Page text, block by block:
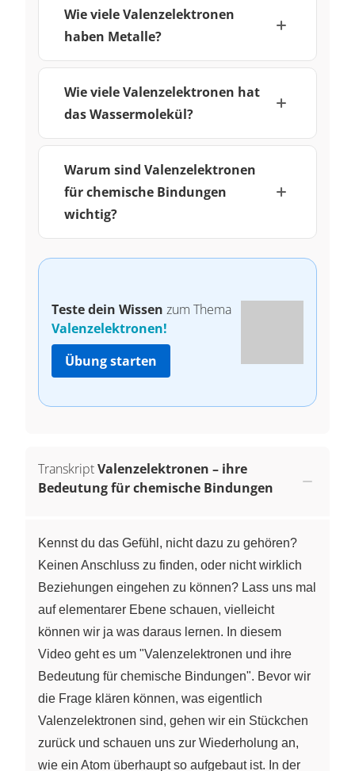
Wie viele Valenzelektronen
haben Metalle?
Wie viele Valenzelektronen hat
das Wassermolekül?
Warum sind Valenzelektronen
für chemische Bindungen
wichtig?
Teste dein Wissen zum Thema
Valenzelektronen!
Übung starten
TranskriptValenzelektronen – ihre
Bedeutung für chemische Bindungen
Kennst du das Gefühl, nicht dazu zu gehören?
Keinen Anschluss zu finden, oder nicht wirklich
Beziehungen eingehen zu können? Lass uns mal
auf elementarer Ebene schauen, vielleicht
können wir ja was daraus lernen. In diesem
Video geht es um "Valenzelektronen und ihre
Bedeutung für chemische Bindungen". Bevor wir
die Frage klären können, was eigentlich
Valenzelektronen sind, gehen wir ein Stückchen
zurück und schauen uns zur Wiederholung an,
wie ein Atom überhaupt so aufgebaut ist. In der